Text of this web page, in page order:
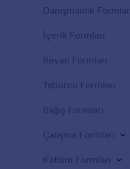
Danışmanlık Formları
İçerik Formları
Beyan Formları
Taburcu Formları
Bağış Formları
Çalışma Formları
Katılım Formları